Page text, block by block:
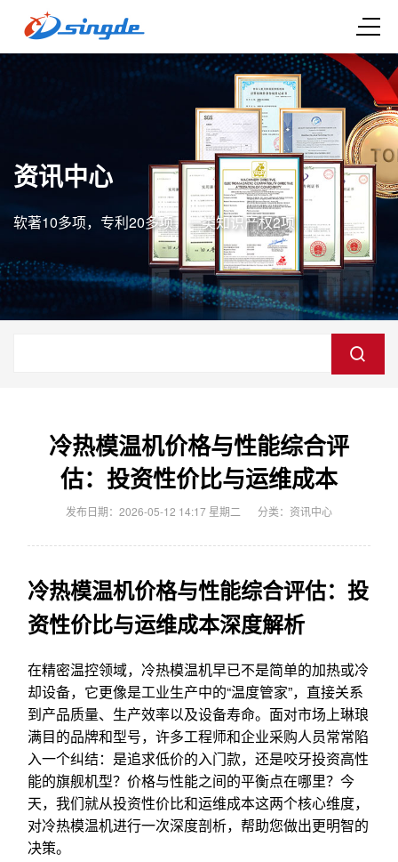
资讯中心
软著10多项，专利20多项，一类知识产权2项
冷热模温机价格与性能综合评
估：投资性价比与运维成本
发布日期：2026-05-12 14:17 星期二 分类： 资讯中心
冷热模温机价格与性能综合评估：投
资性价比与运维成本深度解析
在精密温控领域，冷热模温机早已不是简单的加热或冷
却设备，它更像是工业生产中的“温度管家”，直接关系
到产品质量、生产效率以及设备寿命。面对市场上琳琅
满目的品牌和型号，许多工程师和企业采购人员常常陷
入一个纠结：是追求低价的入门款，还是咬牙投资高性
能的旗舰机型？价格与性能之间的平衡点在哪里？今
天，我们就从投资性价比和运维成本这两个核心维度，
对冷热模温机进行一次深度剖析，帮助您做出更明智的
决策。